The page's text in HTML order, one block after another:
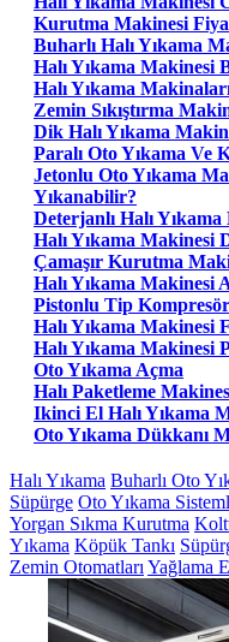
Kurutma Makinesi
Buharlı Halı Yıkama
Halı Yıkama Makinesi
Halı Yıkama
Zemin Sıkıştırma
Dik Halı Yıkama
Paralı Oto Yıkama Ve
Jetonlu Oto Yıkama
Yıkanabilir?
Deterjanlı Halı
Halı Yıkama Makinesi
Çamaşır Kurutma
Halı Yıkama Makinesi
Pistonlu Tip Kompresör
Halı Yıkama Makinesi
Halı Yıkama Makinesi
Oto Yıkama Açma
Halı Paketleme
Ikinci El Halı Yıkama
Oto Yıkama Dükkanı
Halı Yıkama Buharlı Oto
Süpürge Oto Yıkama
Yorgan Sıkma Kurutma
Yıkama Köpük Tankı
Zemin Otomatları Yağlama